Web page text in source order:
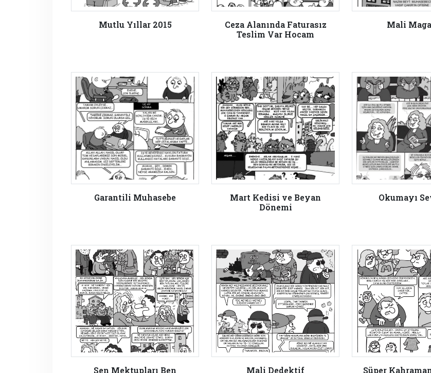
Mutlu Yıllar 2015
Ceza Alanında Faturasız
Teslim Var Hocam
Mali
Garantili Muhasebe
Mart Kedisi ve Beyan
Dönemi
Okumayı
Sen Mektupları Ben Mali Dedektif Süper